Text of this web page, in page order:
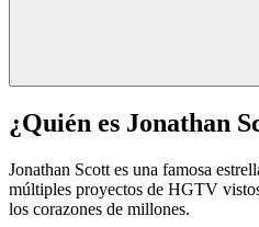
¿Quién es Jonathan
Jonathan Scott es una famosa
múltiples proyectos de HGTV
los corazones de millones.